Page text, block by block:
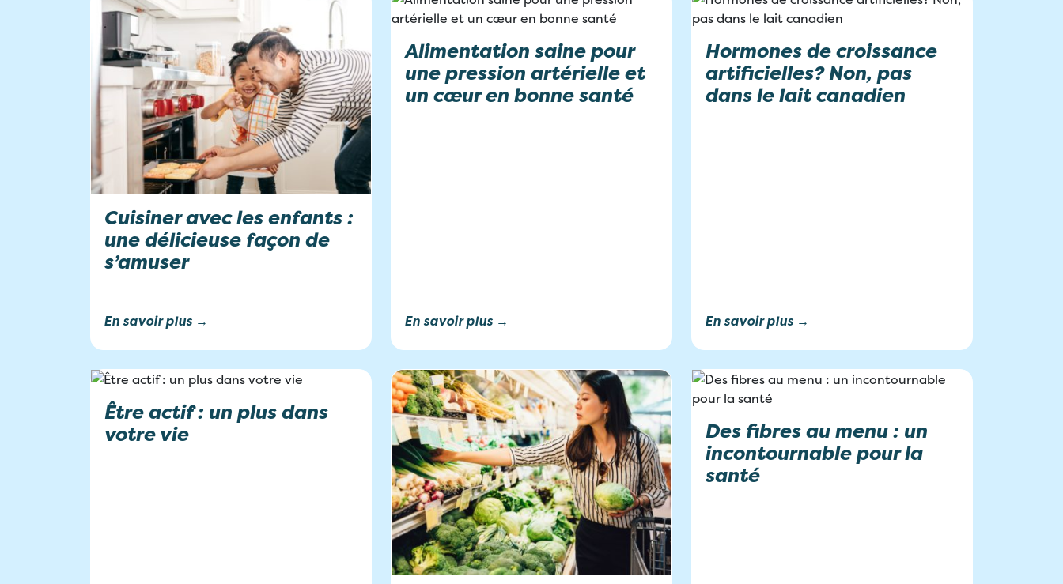
Cuisiner avec les enfants :
une délicieuse façon de
s’amuser
En savoir plus →
Alimentation saine pour
une pression artérielle et
un cœur en bonne santé
En savoir plus →
Hormones de croissance
artificielles? Non, pas
dans le lait canadien
En savoir plus →
Être actif : un plus dans
votre vie
Des fibres au menu : un
incontournable pour la
santé